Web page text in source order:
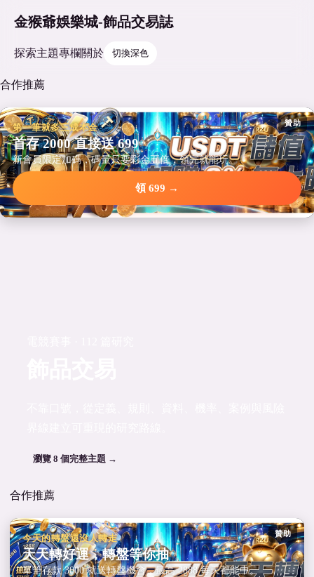
金猴爺娛樂城-飾品交易誌
探索主題專欄關於 切換深色
合作推薦
贊助
第一筆就多三成本金
首存 2000 直接送 699
新會員限定加碼，碼量只要彩金五倍，領完就能玩。
領 699 →
瀏覽 8 個完整主題 →
合作推薦
贊助
今天的轉盤還沒人轉走
天天轉好運，轉盤等你抽
單筆存款 3000 就送轉盤機會，最高 2888 每天都能中。